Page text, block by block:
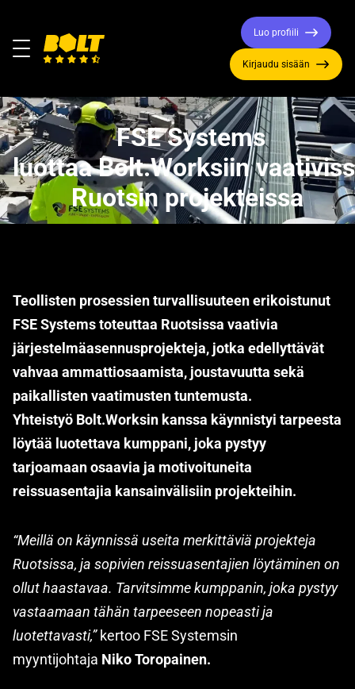
Valikko
etusivulle
Luo profiili
Kirjaudu sisään
FSE Systems
luottaa Bolt.Worksiin
Ruotsin projekteissa
Teollisten prosessien turvallisuuteen erikoistunut
FSE Systems toteuttaa Ruotsissa vaativia
järjestelmäasennusprojekteja, jotka edellyttävät
vahvaa ammattiosaamista, joustavuutta sekä
paikallisten vaatimusten tuntemusta.
Yhteistyö Bolt.Worksin kanssa käynnistyi tarpeesta
löytää luotettava kumppani, joka pystyy
tarjoamaan osaavia ja motivoituneita
reissuasentajia kansainvälisiin projekteihin.
“Meillä on käynnissä useita merkittäviä projekteja
Ruotsissa, ja sopivien reissuasentajien löytäminen on
ollut haastavaa. Tarvitsimme kumppanin, joka pystyy
vastaamaan tähän tarpeeseen nopeasti ja
luotettavasti,”kertoo FSE Systemsin
myyntijohtaja Niko Toropainen.